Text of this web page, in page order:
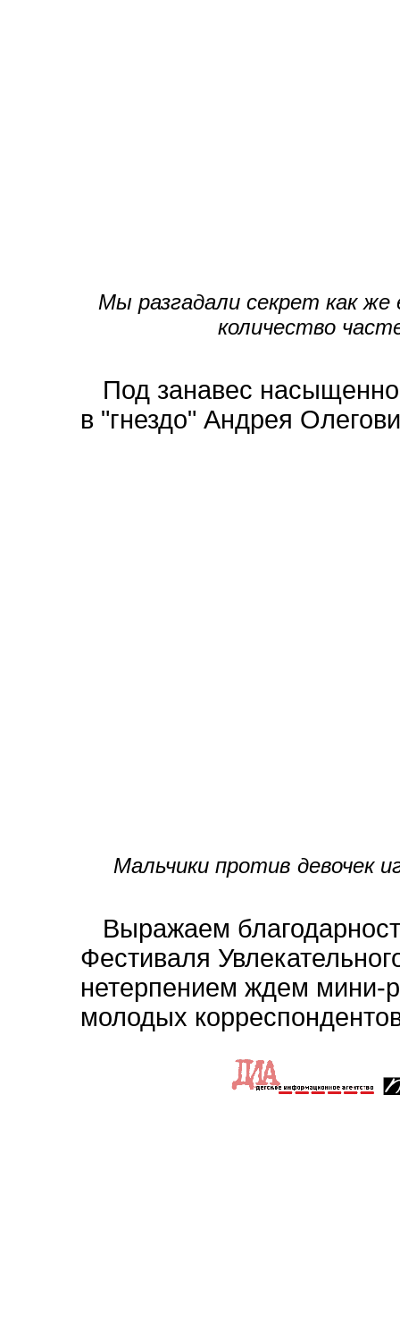
Мы разгадали секрет как же
количество
Под занавес
в "гнездо" Андрея
Мальчики против девочек
Выражаем
Фестиваля
нетерпением ждем мини-
молодых